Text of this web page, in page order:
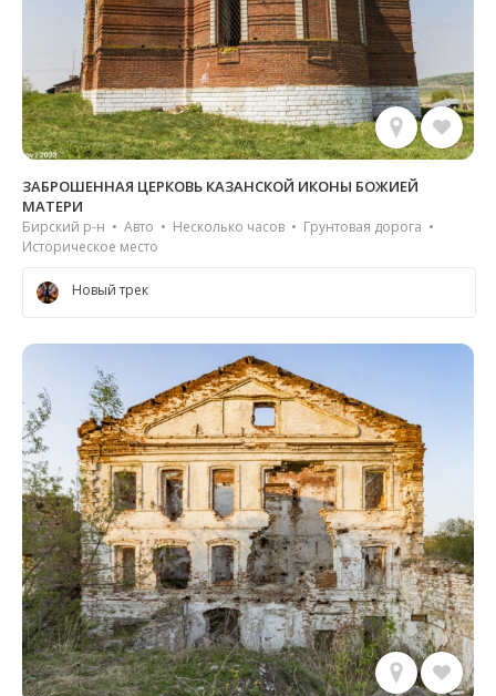
ЗАБРОШЕННАЯ ЦЕРКОВЬ КАЗАНСКОЙ ИКОНЫ БОЖИЕЙ
МАТЕРИ
Бирский р-н • Авто • Несколько часов • Грунтовая дорога •
Историческое место
Новый трек